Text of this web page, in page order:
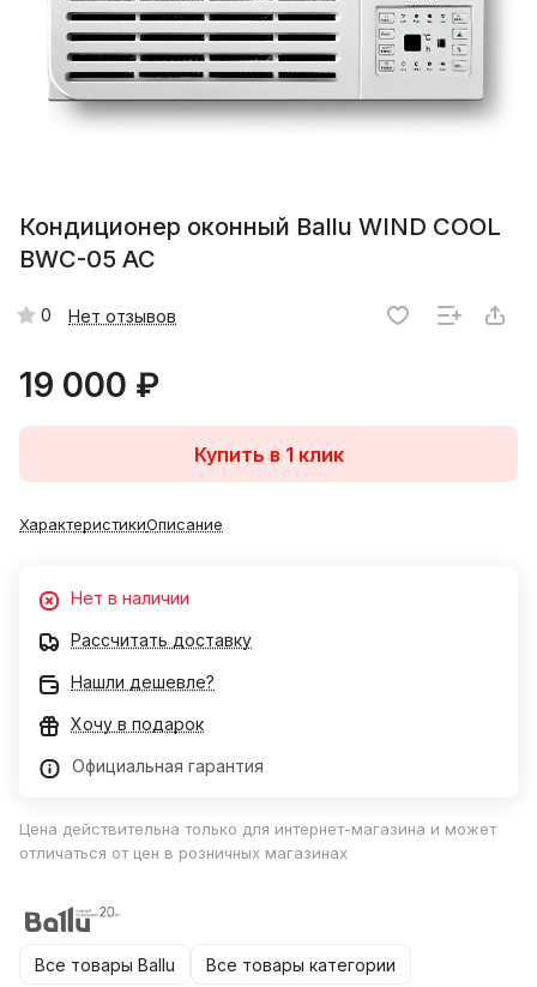
Кондиционер оконный Ballu WIND COOL
BWC-05 AC
0 Нет отзывов
19 000 ₽
Купить в 1 клик
ХарактеристикиОписание
Нет в наличии
Рассчитать доставку
Нашли дешевле?
Хочу в подарок
Официальная гарантия
Цена действительна только для интернет-магазина и может
отличаться от цен в розничных магазинах
Все товары Ballu Все товары категории